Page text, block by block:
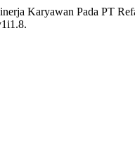
Karyawan Pada PT